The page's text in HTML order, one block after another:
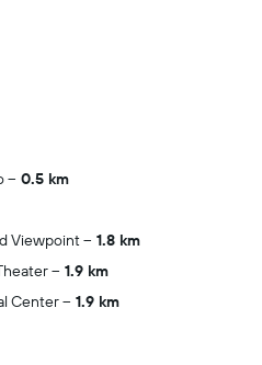
0.5 km
Viewpoint
1.8 km
1.9 km
Center
1.9 km